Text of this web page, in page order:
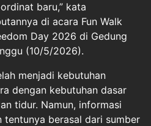
baru,” kata
di acara Fun Walk
Day 2026 di Gedung
(10/5/2026).
menjadi kebutuhan
dengan kebutuhan dasar
tidur. Namun, informasi
berasal dari sumber